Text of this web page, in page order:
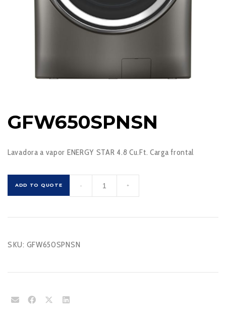
GFW650SPNSN
Lavadora a vapor ENERGY STAR 4.8 Cu.Ft. Carga frontal
ADD TO QUOTE
GFW650SPNSN
cantidad
- +
SKU: GFW650SPNSN